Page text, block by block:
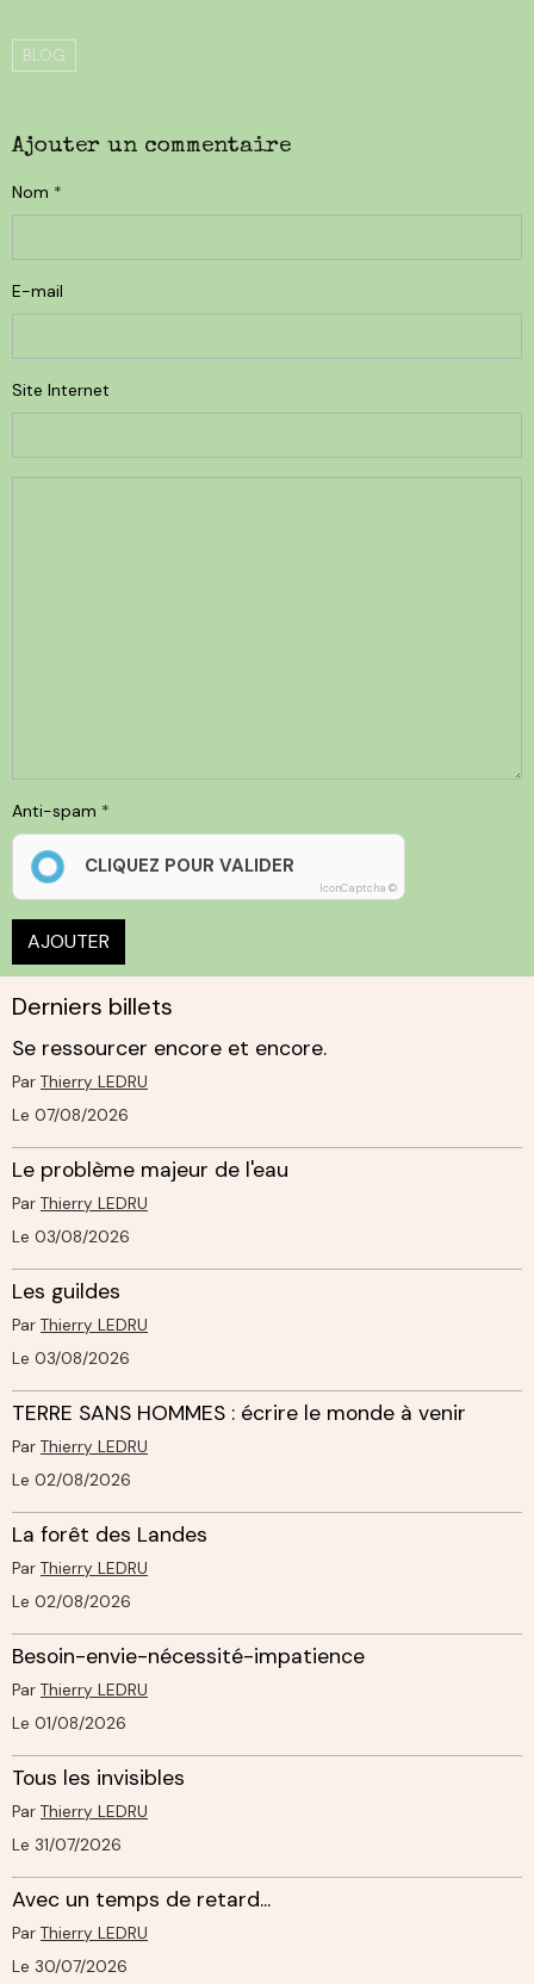
BLOG
Ajouter un commentaire
Nom
E-mail
Site Internet
Anti-spam
CLIQUEZ POUR VALIDER
IconCaptcha ©
AJOUTER
Derniers billets
Se ressourcer encore et encore.
Par Thierry LEDRU
Le 07/08/2026
Le problème majeur de l'eau
Par Thierry LEDRU
Le 03/08/2026
Les guildes
Par Thierry LEDRU
Le 03/08/2026
TERRE SANS HOMMES : écrire le monde à venir
Par Thierry LEDRU
Le 02/08/2026
La forêt des Landes
Par Thierry LEDRU
Le 02/08/2026
Besoin-envie-nécessité-impatience
Par Thierry LEDRU
Le 01/08/2026
Tous les invisibles
Par Thierry LEDRU
Le 31/07/2026
Avec un temps de retard...
Par Thierry LEDRU
Le 30/07/2026